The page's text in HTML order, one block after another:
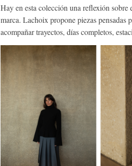
Hay en esta colección una reflexión sobre
marca. Lachoix propone piezas pensadas
acompañar trayectos, días completos,